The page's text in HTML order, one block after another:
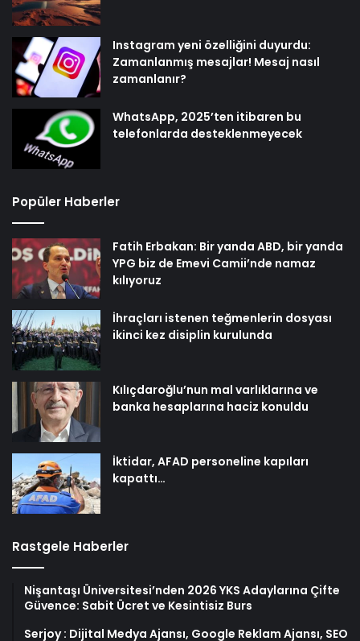
Instagram yeni özelliğini duyurdu:
Zamanlanmış mesajlar! Mesaj nasıl
zamanlanır?
WhatsApp, 2025’ten itibaren bu
telefonlarda desteklenmeyecek
Popüler Haberler
Fatih Erbakan: Bir yanda ABD, bir yanda
YPG biz de Emevi Camii’nde namaz
kılıyoruz
İhraçları istenen teğmenlerin dosyası
ikinci kez disiplin kurulunda
Kılıçdaroğlu’nun mal varlıklarına ve
banka hesaplarına haciz konuldu
İktidar, AFAD personeline kapıları
kapattı…
Rastgele Haberler
Nişantaşı Üniversitesi’nden 2026 YKS Adaylarına Çifte
Güvence: Sabit Ücret ve Kesintisiz Burs
Serjoy : Dijital Medya Ajansı, Google Reklam Ajansı, SEO